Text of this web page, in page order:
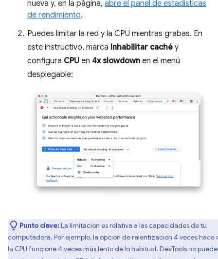
nueva y, en la página, abre el panel de estadísticas
de rendimiento.
Puedes limitar la red y la CPU mientras grabas. En
este instructivo, marca Inhabilitar caché y
configura CPU en 4x slowdown en el menú
desplegable:
Punto clave:La limitación es relativa a las capacidades de tu
computadora. Por ejemplo, la opción de ralentización 4 veces hace
la CPU funcione 4 veces más lento de lo habitual. DevTools no puede